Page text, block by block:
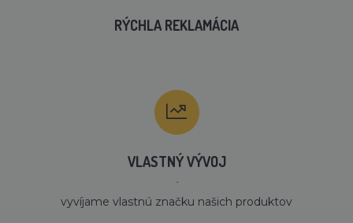
RÝCHLA REKLAMÁCIA
VLASTNÝ VÝVOJ
´
vyvíjame vlastnú značku našich produktov